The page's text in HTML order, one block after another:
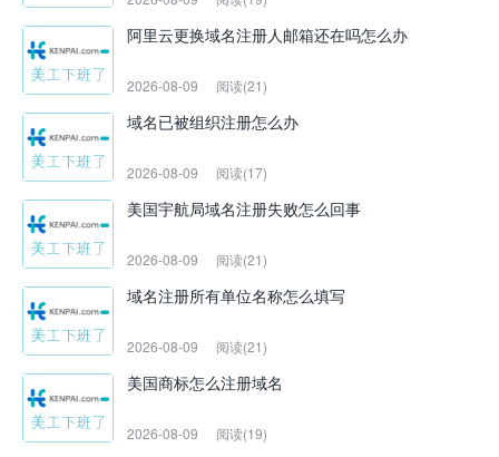
阿里云更换域名注册人邮箱还在吗怎么办
2026-08-09 阅读(21)
域名已被组织注册怎么办
2026-08-09 阅读(17)
美国宇航局域名注册失败怎么回事
2026-08-09 阅读(21)
域名注册所有单位名称怎么填写
2026-08-09 阅读(21)
美国商标怎么注册域名
2026-08-09 阅读(19)